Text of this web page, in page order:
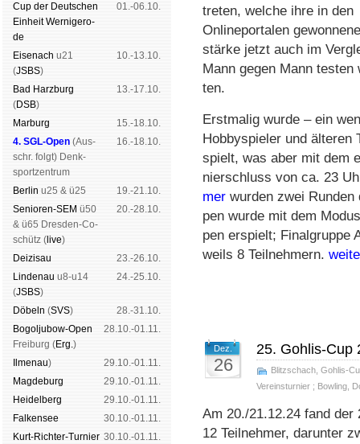
Cup der Deut­schen
Ein­heit Wer­ni­ge­ro­
de
01.-06.10.
Eise­nach u21
(JSBS)
10.-13.10.
Bad Harz­burg
(DSB)
13.-17.10.
Mar­burg
15.-18.10.
4. SGL-Open (Aus­
schr. folgt) Denk­
sport­zen­trum
16.-18.10.
Ber­lin u25 & ü25
19.-21.10.
Senioren-SEM ü50
& ü65 Dres­den-Co­
schütz ( live)
20.-28.10.
Dei­zi­sau
23.-26.10.
Lin­de­nau u8-u14
(JSBS)
24.-25.10.
Dö­beln (SVS)
28.-31.10.
Bogoljubow-Open
Frei­burg (Erg.)
28.10.-01.11.
Il­me­nau)
29.10.-01.11.
Mag­de­burg
29.10.-01.11.
Hei­del­berg
29.10.-01.11.
Fal­ken­see
30.10.-01.11.
Kurt-Rich­ter-Tur­nier 30.10.-01.11.
tre­ten, wel­che ihre in den
Online­por­ta­len
stär­ke jetzt auch im
Mann gegen Mann
ten.
Erst­malig wurde – ein
Hobby­spie­ler und
spielt, was aber mit dem
nier­schluss von ca. 23
mer wur­den zwei
pen wur­de mit dem
pen er­spielt; Fi­nal­grup­pe
weils 8 Teil­neh­mern.
Dez.
26
25. Gohlis-Cup
Blitzschach Gohlis-
Vereinsturnier ; Bowling
Am 20./21.12.24 fand
12 Teilnehmer, darunter